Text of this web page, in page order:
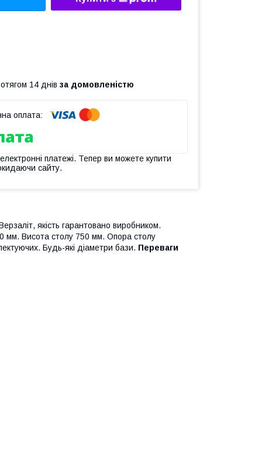
14 днів за домовленістю
платежі. Тепер ви можете купити
сайту.
якість гарантовано виробником.
мм. Висота столу 750 мм. Опора столу
Будь-які діаметри бази. Переваги